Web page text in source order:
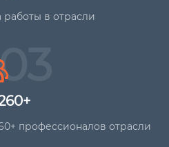
работы в отрасли
профессионалов отрасли